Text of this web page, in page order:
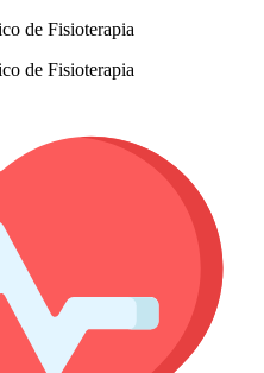
de Fisioterapia
de Fisioterapia